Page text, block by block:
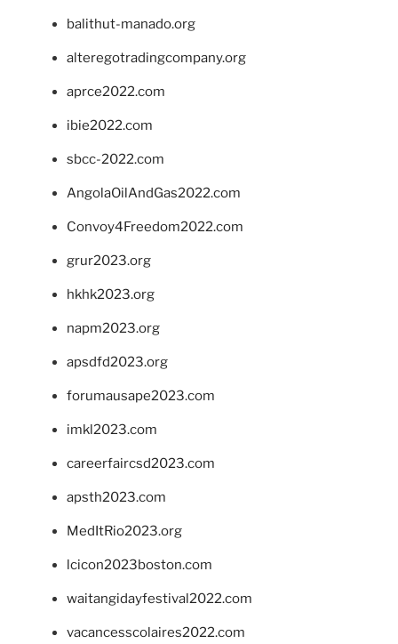
balithut-manado.org
alteregotradingcompany.org
aprce2022.com
ibie2022.com
sbcc-2022.com
AngolaOilAndGas2022.com
Convoy4Freedom2022.com
grur2023.org
hkhk2023.org
napm2023.org
apsdfd2023.org
forumausape2023.com
imkl2023.com
careerfaircsd2023.com
apsth2023.com
MedItRio2023.org
lcicon2023boston.com
waitangidayfestival2022.com
vacancesscolaires2022.com